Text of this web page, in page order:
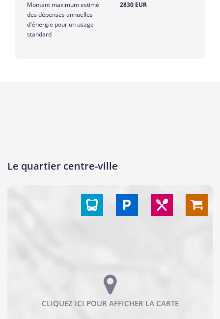
Montant maximum estimé
des dépenses annuelles
d'énergie pour un usage
standard
2830 EUR
Le quartier centre-ville